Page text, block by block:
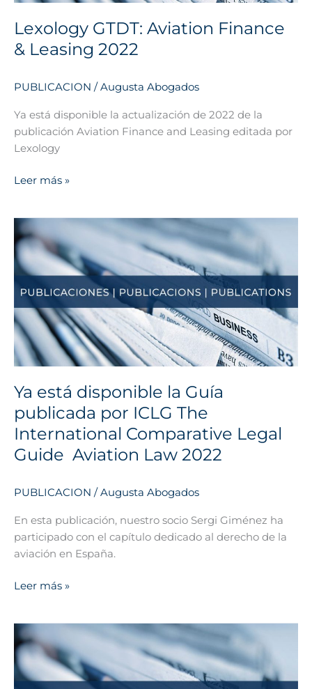
Lexology GTDT: Aviation Finance
& Leasing 2022
PUBLICACION /Augusta Abogados
Ya está disponible la actualización de 2022 de la
publicación Aviation Finance and Leasing editada por
Lexology
Leer más »
Ya está disponible la Guía
publicada por ICLG The
International Comparative Legal
Guide  Aviation Law 2022
PUBLICACION /Augusta Abogados
En esta publicación, nuestro socio Sergi Giménez ha
participado con el capítulo dedicado al derecho de la
aviación en España.
Ya
está
disponible
la
Guía
publicada
por
ICLG
The
Comparative
Legal
Guide
Aviation
2022
Leer más »
Ya
está
disponible
la